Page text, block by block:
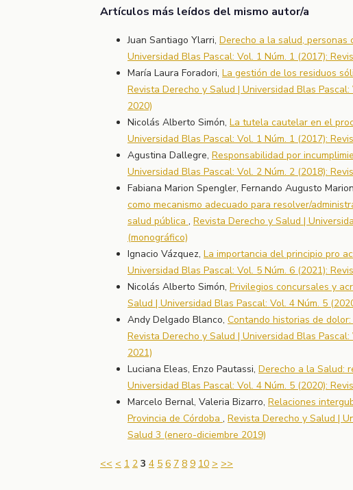
Artículos más leídos del mismo autor/a
Juan Santiago Ylarri, Derecho a la salud, personas
Universidad Blas Pascal: Vol. 1 Núm. 1 (2017):
María Laura Foradori, La gestión de los residuos
Revista Derecho y Salud | Universidad Blas
2020)
Nicolás Alberto Simón, La tutela cautelar en el
Universidad Blas Pascal: Vol. 1 Núm. 1 (2017):
Agustina Dallegre, Responsabilidad por
Universidad Blas Pascal: Vol. 2 Núm. 2 (2018):
Fabiana Marion Spengler, Fernando Augusto
como mecanismo adecuado para resolver/
salud pública , Revista Derecho y Salud |
(monográfico)
Ignacio Vázquez, La importancia del principio pro
Universidad Blas Pascal: Vol. 5 Núm. 6 (2021):
Nicolás Alberto Simón, Privilegios concursales y
Salud | Universidad Blas Pascal: Vol. 4 Núm. 5
Andy Delgado Blanco, Contando historias de
Revista Derecho y Salud | Universidad Blas
2021)
Luciana Eleas, Enzo Pautassi, Derecho a la Salud:
Universidad Blas Pascal: Vol. 4 Núm. 5 (2020):
Marcelo Bernal, Valeria Bizarro, Relaciones
Provincia de Córdoba , Revista Derecho y Salud |
Salud 3 (enero-diciembre 2019)
<< < 1 2 3 4 5 6 7 8 9 10 > >>